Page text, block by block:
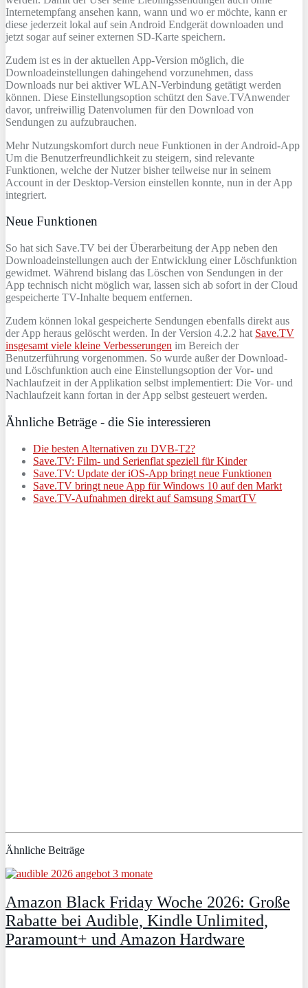
Internetempfang ansehen kann, wann und wo er möchte, kann er
diese jederzeit lokal auf sein Android Endgerät downloaden und
jetzt sogar auf seiner externen SD-Karte speichern.
Zudem ist es in der aktuellen App-Version möglich, die
Downloadeinstellungen dahingehend vorzunehmen, dass
Downloads nur bei aktiver WLAN-Verbindung getätigt werden
können. Diese Einstellungsoption schützt den Save.TVAnwender
davor, unfreiwillig Datenvolumen für den Download von
Sendungen zu aufzubrauchen.
Mehr Nutzungskomfort durch neue Funktionen in der Android-App
Um die Benutzerfreundlichkeit zu steigern, sind relevante
Funktionen, welche der Nutzer bisher teilweise nur in seinem
Account in der Desktop-Version einstellen konnte, nun in der App
integriert.
Neue Funktionen
So hat sich Save.TV bei der Überarbeitung der App neben den
Downloadeinstellungen auch der Entwicklung einer Löschfunktion
gewidmet. Während bislang das Löschen von Sendungen in der
App technisch nicht möglich war, lassen sich ab sofort in der Cloud
gespeicherte TV-Inhalte bequem entfernen.
Zudem können lokal gespeicherte Sendungen ebenfalls direkt aus
der App heraus gelöscht werden. In der Version 4.2.2 hat Save.TV
insgesamt viele kleine Verbesserungen im Bereich der
Benutzerführung vorgenommen. So wurde außer der Download-
und Löschfunktion auch eine Einstellungsoption der Vor- und
Nachlaufzeit in der Applikation selbst implementiert: Die Vor- und
Nachlaufzeit kann fortan in der App selbst gesteuert werden.
Ähnliche Beträge - die Sie interessieren
Die besten Alternativen zu DVB-T2?
Save.TV: Film- und Serienflat speziell für Kinder
Save.TV: Update der iOS-App bringt neue Funktionen
Save.TV bringt neue App für Windows 10 auf den Markt
Save.TV-Aufnahmen direkt auf Samsung SmartTV
Ähnliche Beiträge
Amazon Black Friday Woche 2026: Große
Rabatte bei Audible, Kindle Unlimited,
Paramount+ und Amazon Hardware